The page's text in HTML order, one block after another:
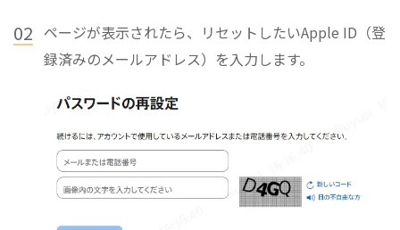
02 ページが表示されたら、リセットしたいApple ID（登
録済みのメールアドレス）を入力します。